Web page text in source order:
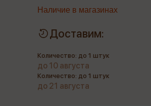
Наличие в магазинах
Доставим:
Количество: до 1 штук
до 10 августа
Количество: до 1 штук
до 21 августа